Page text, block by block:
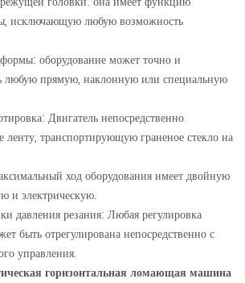
исключающую любую возможность
оборудование может точно и
любую прямую, наклонную или специальную
Двигатель непосредственно
транспортирующую граненое стекло на
ход оборудования имеет двойную
и электрическую.
давления резания: Любая регулировка
быть отрегулирована непосредственно с
управления.
горизонтальная ломающая машина